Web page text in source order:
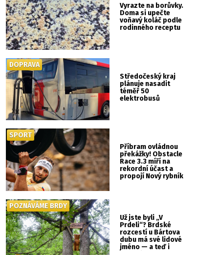
Vyrazte na borůvky.
Doma si upečte
voňavý koláč podle
rodinného receptu
Středočeský kraj
plánuje nasadit
téměř 50
elektrobusů
DOPRAVA
Příbram ovládnou
překážky! Obstacle
Race 3.3 míří na
rekordní účast a
propojí Nový rybník
SPORT
Už jste byli „V
Prdeli“? Brdské
rozcestí u Bártova
dubu má své lidové
jméno — a teď i
POZNÁVÁME BRDY